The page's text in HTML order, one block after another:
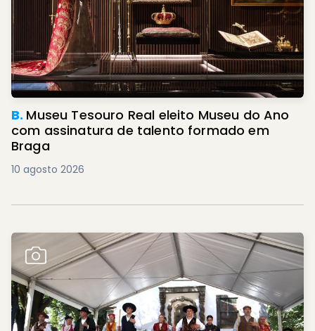
B. Museu Tesouro Real eleito Museu do Ano
com assinatura de talento formado em
Braga
10 agosto 2026